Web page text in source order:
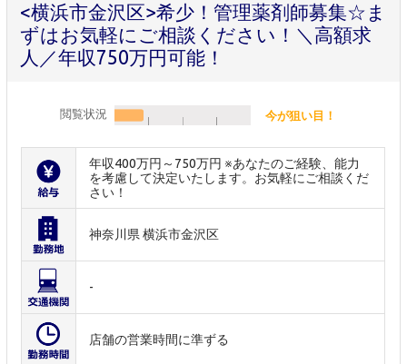
<横浜市金沢区>希少！管理薬剤師募集☆ま
ずはお気軽にご相談ください！＼高額求
人／年収750万円可能！
閲覧状況 今が狙い目！
年収400万円～750万円 ※あなたのご経験、能力
を考慮して決定いたします。お気軽にご相談くだ
さい！
神奈川県 横浜市金沢区
-
店舗の営業時間に準ずる